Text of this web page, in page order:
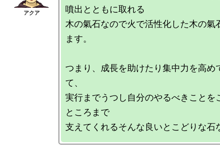
噴出とともに取れる
木の氣石なので火で活性化した木の氣
ます。
つまり、成長を助けたり集中力を高め
て、
実行までうつし自分のやるべきことを
ところまで